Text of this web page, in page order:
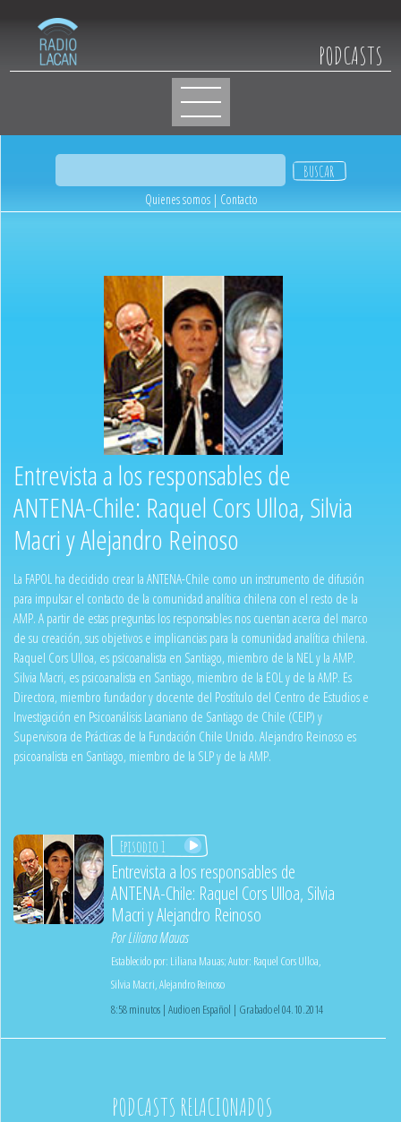
PODCASTS
Quienes somos| Contacto
Entrevista a los responsables de
ANTENA-Chile: Raquel Cors Ulloa, Silvia
Macri y Alejandro Reinoso
La FAPOL ha decidido crear la ANTENA-Chile como un instrumento de difusión
para impulsar el contacto de la comunidad analítica chilena con el resto de la
AMP. A partir de estas preguntas los responsables nos cuentan acerca del marco
de su creación, sus objetivos e implicancias para la comunidad analítica chilena.
Raquel Cors Ulloa, es psicoanalista en Santiago, miembro de la NEL y la AMP.
Silvia Macri, es psicoanalista en Santiago, miembro de la EOL y de la AMP. Es
Directora, miembro fundador y docente del Postítulo del Centro de Estudios e
Investigación en Psicoanálisis Lacaniano de Santiago de Chile (CEIP) y
Supervisora de Prácticas de la Fundación Chile Unido. Alejandro Reinoso es
psicoanalista en Santiago, miembro de la SLP y de la AMP.
Episodio 1
Entrevista a los responsables de
ANTENA-Chile: Raquel Cors Ulloa, Silvia
Macri y Alejandro Reinoso
PorLiliana Mauas
Establecido por: Liliana Mauas;Autor: Raquel Cors Ulloa
Silvia Macri Alejandro Reinoso
8:58 minutos | Audio en Español | Grabado el 04.10.2014
PODCASTS RELACIONADOS